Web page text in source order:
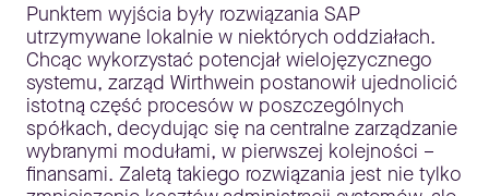
Punktem wyjścia były rozwiązania SAP
utrzymywane lokalnie w niektórych oddziałach.
Chcąc wykorzystać potencjał wielojęzycznego
systemu, zarząd Wirthwein postanowił ujednolicić
istotną część procesów w poszczególnych
spółkach, decydując się na centralne zarządzanie
wybranymi modułami, w pierwszej kolejności –
finansami. Zaletą takiego rozwiązania jest nie tylko